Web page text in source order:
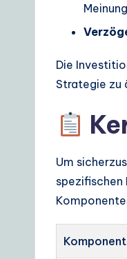
Die
Strategie zu
Um
spezifischen